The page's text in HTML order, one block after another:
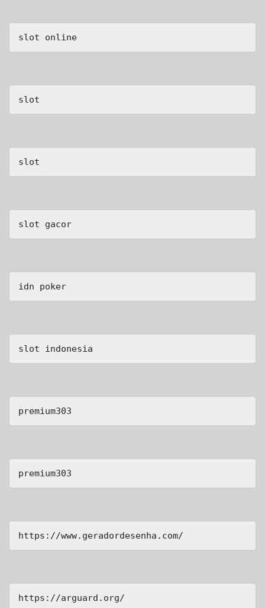
slot online
slot
slot
slot gacor
idn poker
slot indonesia
premium303
premium303
https://www.geradordesenha.com/
https://arguard.org/